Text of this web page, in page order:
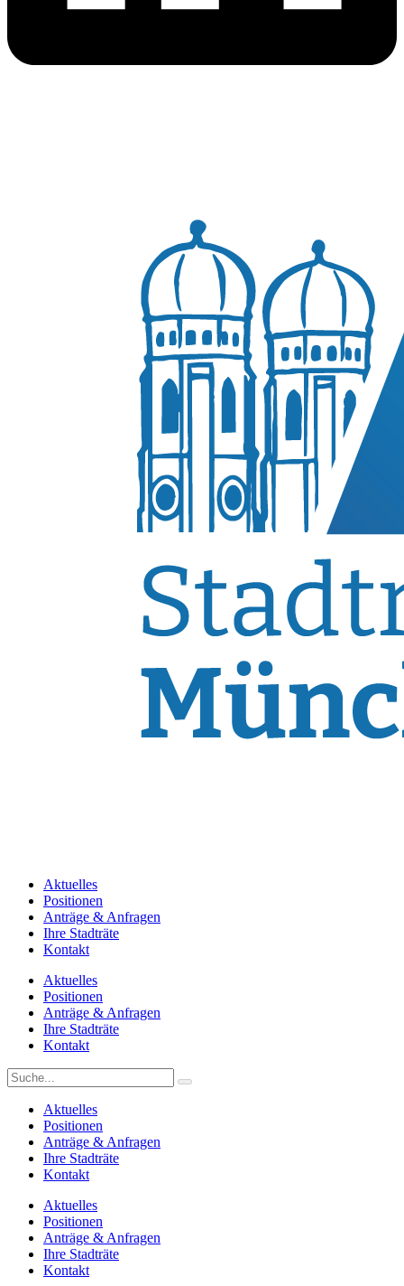
Aktuelles
Positionen
Anträge & Anfragen
Ihre Stadträte
Kontakt
Aktuelles
Positionen
Anträge & Anfragen
Ihre Stadträte
Kontakt
Aktuelles
Positionen
Anträge & Anfragen
Ihre Stadträte
Kontakt
Aktuelles
Positionen
Anträge & Anfragen
Ihre Stadträte
Kontakt